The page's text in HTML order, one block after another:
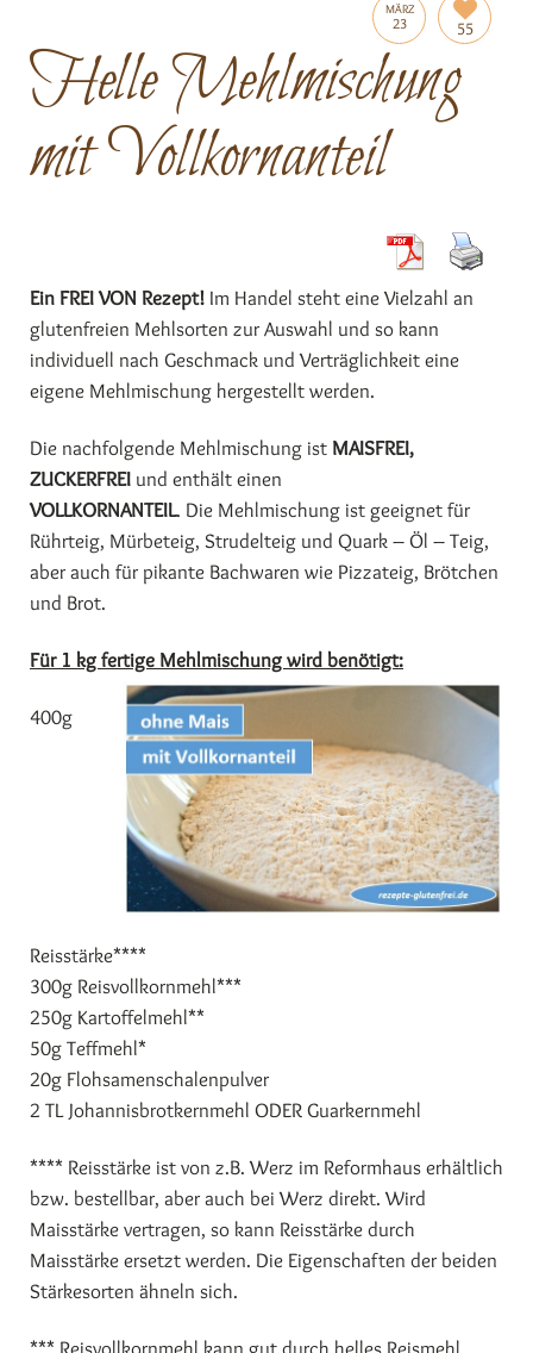
MÄRZ
23 55
Helle Mehlmischung
mit Vollkornanteil
Ein FREI VON Rezept! Im Handel steht eine Vielzahl an
glutenfreien Mehlsorten zur Auswahl und so kann
individuell nach Geschmack und Verträglichkeit eine
eigene Mehlmischung hergestellt werden.
Die nachfolgende Mehlmischung ist MAISFREI,
ZUCKERFREI und enthält einen
VOLLKORNANTEIL. Die Mehlmischung ist geeignet für
Rührteig, Mürbeteig, Strudelteig und Quark – Öl – Teig,
aber auch für pikante Bachwaren wie Pizzateig, Brötchen
und Brot.
Für 1 kg fertige Mehlmischung wird benötigt:
400g
Reisstärke****
300g Reisvollkornmehl***
250g Kartoffelmehl**
50g Teffmehl*
20g Flohsamenschalenpulver
2 TL Johannisbrotkernmehl ODER Guarkernmehl
**** Reisstärke ist von z.B. Werz im Reformhaus erhältlich
bzw. bestellbar, aber auch bei Werz direkt. Wird
Maisstärke vertragen, so kann Reisstärke durch
Maisstärke ersetzt werden. Die Eigenschaften der beiden
Stärkesorten ähneln sich.
*** Reisvollkornmehl kann gut durch helles Reismehl